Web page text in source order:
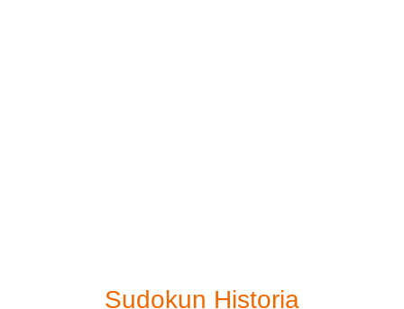
Sudokun Historia